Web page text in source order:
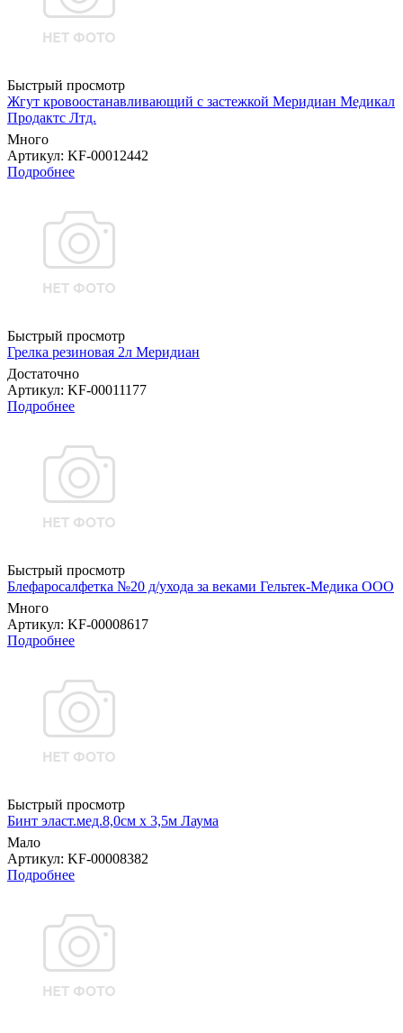
Быстрый просмотр
Жгут кровоостанавливающий с застежкой Меридиан Медикал
Продактс Лтд.
Много
Артикул: KF-00012442
Подробнее
Быстрый просмотр
Грелка резиновая 2л Меридиан
Достаточно
Артикул: KF-00011177
Подробнее
Быстрый просмотр
Блефаросалфетка №20 д/ухода за веками Гельтек-Медика ООО
Много
Артикул: KF-00008617
Подробнее
Быстрый просмотр
Бинт эласт.мед.8,0см х 3,5м Лаума
Мало
Артикул: KF-00008382
Подробнее